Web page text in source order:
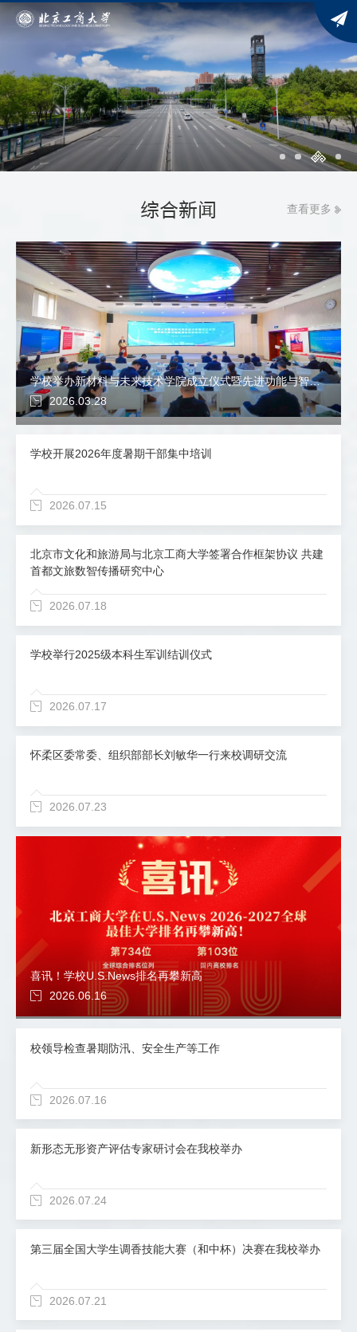
查看更多
综合新闻
学校举办新材料与未来技术学院成立仪式暨先进功能与智能绿色材料高峰论坛
2026.03.28
学校开展2026年度暑期干部集中培训
2026.07.15
北京市文化和旅游局与北京工商大学签署合作框架协议 共建
首都文旅数智传播研究中心
2026.07.18
学校举行2025级本科生军训结训仪式
2026.07.17
怀柔区委常委、组织部部长刘敏华一行来校调研交流
2026.07.23
喜讯！学校U.S.News排名再攀新高
2026.06.16
校领导检查暑期防汛、安全生产等工作
2026.07.16
新形态无形资产评估专家研讨会在我校举办
2026.07.24
第三届全国大学生调香技能大赛（和中杯）决赛在我校举办
2026.07.21